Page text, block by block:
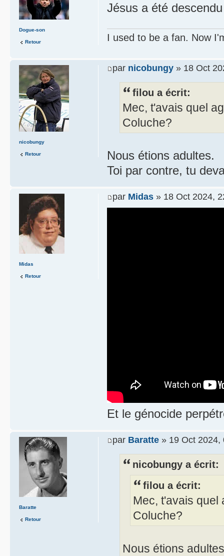
Jésus a été
I used to be a fan. Now
Dogue-son
Retour
par nicobungy » 18 Oct
filou a écrit:
Mec, t'avais quel
Coluche?
Nous étions adultes.
Toi par contre, tu
nicobungy
Retour
par Midas » 18 Oct 2024,
Et le génocide
Midas
Retour
par Baratte » 19 Oct 2024,
nicobungy a écrit:
filou a écrit:
Mec, t'avais quel
Coluche?
Nous étions
Baratte
Retour